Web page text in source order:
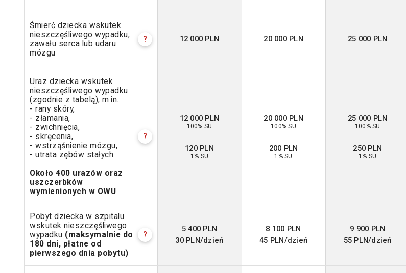
Śmierć dziecka wskutek
nieszczęśliwego wypadku,
zawału serca lub udaru
mózgu
? 12 000 PLN 20 000 PLN 25 000 PLN
Uraz dziecka wskutek
nieszczęśliwego wypadku
(zgodnie z tabelą), m.in.:
- rany skóry,
- złamania,
- zwichnięcia,
- skręcenia,
- wstrząśnienie mózgu,
- utrata zębów stałych.
Około 400 urazów oraz
uszczerbków
wymienionych w OWU
?
12 000 PLN
100% SU
120 PLN
1% SU
20 000 PLN
100% SU
200 PLN
1% SU
25 000 PLN
100% SU
250 PLN
1% SU
Pobyt dziecka w szpitalu
wskutek nieszczęśliwego
wypadku (maksymalnie do
180 dni, płatne od
pierwszego dnia pobytu)
?
5 400 PLN
30 PLN/dzień
8 100 PLN
45 PLN/dzień
9 900 PLN
55 PLN/dzień